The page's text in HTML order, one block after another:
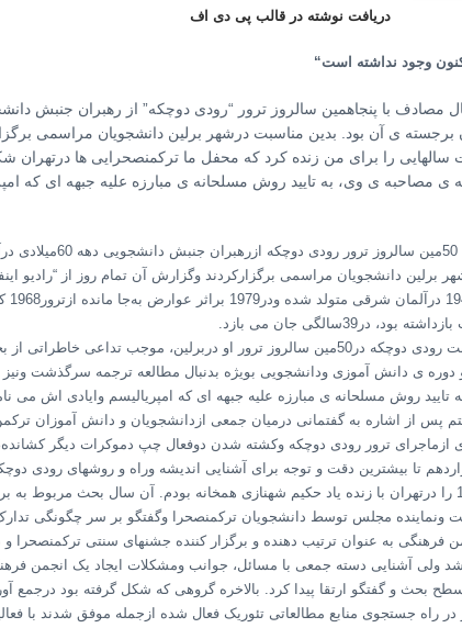
دریافت نوشته در قالب پی دی اف
کنون وجود نداشته است“
برجسته ی آن بود. بدین مناسبت درشهر برلین دانشجویان مراسمی
سالهایی را برای من زنده کرد که محفل ما ترکمنصحرایی ها درتهران
ی مصاحبه ی وی، به تایید روش مسلحانه ی مبارزه علیه جبهه ای که
11آپریل امسال 2018،
برلین دانشجویان مراسمی برگزارکردند وگزارش آن تمام روز از “رادیو
در39سالگی جان می بازد.
پخش مراسم بزرگداشت رودی دوچکه در50مین سالروز ترور او دربرلین، موجب
دوره ی دانش آموزی ودانشجویی بویژه بدنبال مطالعه ترجمه سرگذشت ونیز
تایید روش مسلحانه ی مبارزه علیه جبهه ای که امپریالیسم وایادی اش می
ازماجرای ترور رودی دوچکه وکشته شدن دوفعال چپ دموکرات دیگر کشانده،
تا بیشترین دقت و توجه برای آشنایی اندیشه وراه و روشهای رودی
سال تحصیلی 47- 1346 را درتهران با زنده یاد حکیم شهنازی همخانه بودم. آن سال بحث
ونماینده مجلس توسط دانشجویان ترکمنصحرا وگفتگو بر سر چگونگی
به عنوان ترتیب دهنده و برگزار کننده جشنهای سنتی ترکمنصحرا و
ولی آشنایی دسته جمعی با مسائل، جوانب ومشکلات ایجاد یک انجمن
بحث و گفتگو ارتقا پیدا کرد. بالاخره گروهی که شکل گرفته بود درجمع
در راه جستجوی منابع مطالعاتی تئوریک فعال شده ازجمله موفق شدند با